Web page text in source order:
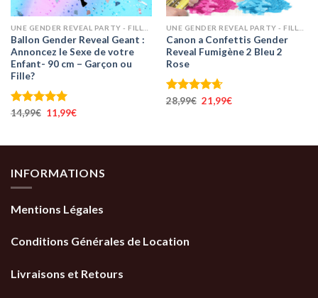
UNE GENDER REVEAL PARTY - FILLE OU GARÇON ? ANNONCEZ LE SEXE
Ballon Gender Reveal Geant :
Annoncez le Sexe de votre
Enfant- 90 cm – Garçon ou
Fille?
Note5.00
14,99€ Le
prix
14,99€.
11,99€Le
11,99€.
UNE GENDER REVEAL PARTY - FILLE OU GARÇON ? ANNONCEZ LE SEXE
Canon a Confettis Gender
Reveal Fumigène 2 Bleu 2
Rose
Note4.67
28,99€ Le
prix
21,99€Le
INFORMATIONS
Mentions Légales
Conditions Générales de Location
Livraisons et Retours